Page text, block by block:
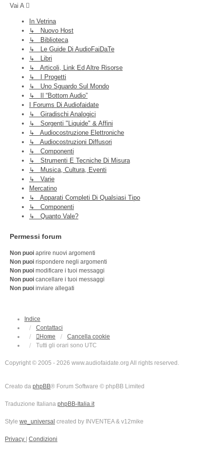
Vai A
In Vetrina
↳ Nuovo Host
↳ Biblioteca
↳ Le Guide Di AudioFaiDaTe
↳ Libri
↳ Articoli, Link Ed Altre Risorse
↳ I Progetti
↳ Uno Sguardo Sul Mondo
↳ Il “Bottom Audio”
I Forums Di Audiofaidate
↳ Giradischi Analogici
↳ Sorgenti "liquide" & Affini
↳ Audiocostruzione Elettroniche
↳ Audiocostruzioni Diffusori
↳ Componenti
↳ Strumenti E Tecniche Di Misura
↳ Musica, Cultura, Eventi
↳ Varie
Mercatino
↳ Apparati Completi Di Qualsiasi Tipo
↳ Componenti
↳ Quanto Vale?
Permessi forum
Non puoi aprire nuovi argomenti
Non puoi rispondere negli argomenti
Non puoi modificare i tuoi messaggi
Non puoi cancellare i tuoi messaggi
Non puoi inviare allegati
Indice
Contattaci
Home
Cancella cookie
Tutti gli orari sono UTC
Copyright © 2005 - 2026 www.audiofaidate.org All rights reserved.
Creato da phpBB® Forum Software © phpBB Limited
Traduzione Italiana phpBB-Italia.it
Style we_universal created by INVENTEA & v12mike
Privacy | Condizioni